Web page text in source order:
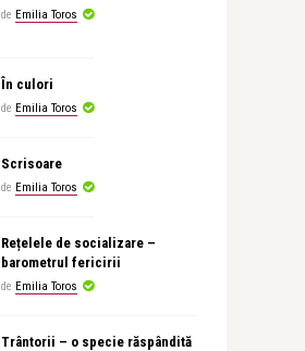
de Emilia Toros
În culori
de Emilia Toros
Scrisoare
de Emilia Toros
Rețelele de socializare –
barometrul fericirii
de Emilia Toros
Trântorii – o specie răspândită